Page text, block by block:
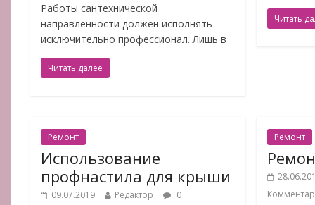
Работы сантехнической
направленности должен исполнять
исключительно профессионал. Лишь в
Читать далее
Читать
Ремонт
Использование
профнастила для крыши
09.07.2019 Редактор
0
Ремонт